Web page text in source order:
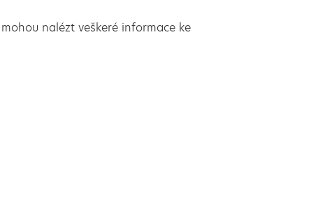
nalézt veškeré informace ke